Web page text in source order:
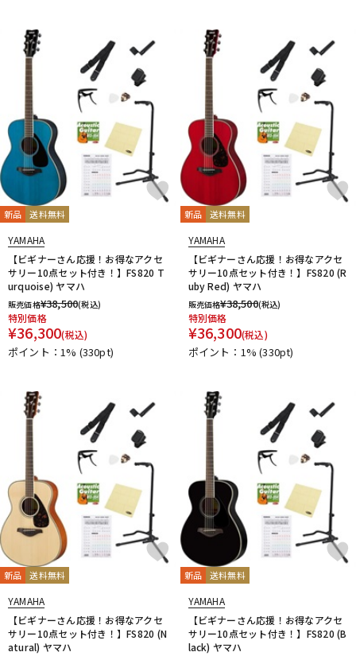
新品 送料無料
YAMAHA
【ビギナーさん応援！お得なアクセ
サリー10点セット付き！】FS820 T
urquoise) ヤマハ
販売価格¥38,500(税込)
特別価格
¥36,300(税込)
ポイント：1% (330pt)
新品 送料無料
YAMAHA
【ビギナーさん応援！お得なアクセ
サリー10点セット付き！】FS820 (R
uby Red) ヤマハ
販売価格¥38,500(税込)
特別価格
¥36,300(税込)
ポイント：1%(330pt)
新品 送料無料
YAMAHA
【ビギナーさん応援！お得なアクセ
サリー10点セット付き！】FS820 (N
atural) ヤマハ
新品 送料無料
YAMAHA
【ビギナーさん応援！お得なアクセ
サリー10点セット付き！】FS820 (B
lack) ヤマハ